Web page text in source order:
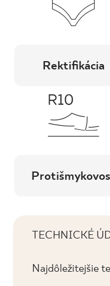
Rektifikácia
TECHNICKÉ
Najdôležitejšie